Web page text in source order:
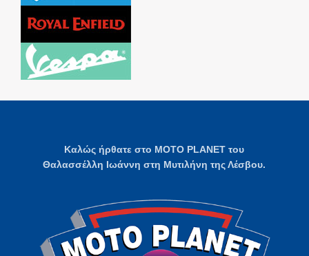
Καλώς ήρθατε στο MOTO PLANET του
Θαλασσέλλη Ιωάννη στη Μυτιλήνη της Λέσβου.